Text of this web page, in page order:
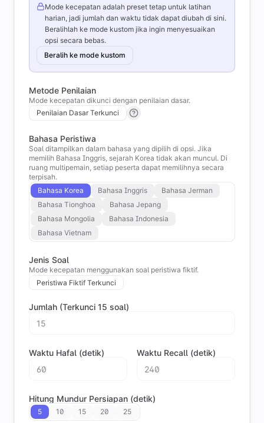
Mode kecepatan adalah preset tetap untuk latihan
harian, jadi jumlah dan waktu tidak dapat diubah di sini.
Beralihlah ke mode kustom jika ingin menyesuaikan
opsi secara bebas.
Beralih ke mode kustom
Metode Penilaian
Mode kecepatan dikunci dengan penilaian dasar.
Penilaian Dasar Terkunci
Bahasa Peristiwa
Soal ditampilkan dalam bahasa yang dipilih di opsi. Jika
memilih Bahasa Inggris, sejarah Korea tidak akan muncul. Di
ruang multipemain, setiap peserta dapat memilihnya secara
terpisah.
Bahasa Korea
Bahasa Inggris
Bahasa Jerman
Bahasa Tionghoa
Bahasa Jepang
Bahasa Mongolia
Bahasa Indonesia
Bahasa Vietnam
Jenis Soal
Mode kecepatan menggunakan soal peristiwa fiktif.
Peristiwa Fiktif Terkunci
Jumlah (Terkunci 15 soal)
Waktu Hafal (detik) Waktu Recall (detik)
Hitung Mundur Persiapan (detik)
5 10 15 20 25